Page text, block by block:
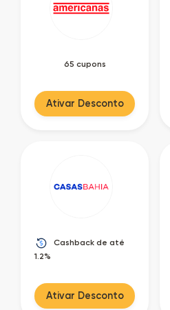
65 cupons
Ativar Desconto
Cashback de até
1.2%
Ativar Desconto